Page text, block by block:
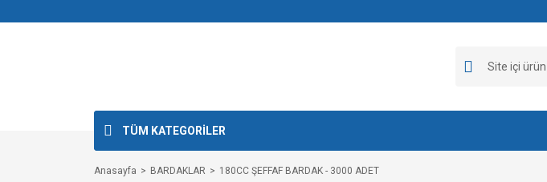
TÜM KATEGORİLER
Anasayfa BARDAKLAR 180CC ŞEFFAF BARDAK - 3000 ADET